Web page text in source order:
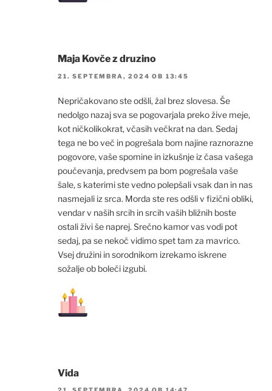
Maja Kovče z druzino
21. SEPTEMBRA, 2024 OB 13:45
Nepričakovano ste odšli, žal brez slovesa. Še
nedolgo nazaj sva se pogovarjala preko žive meje,
kot ničkolikokrat, včasih večkrat na dan. Sedaj
tega ne bo več in pogrešala bom najine raznorazne
pogovore, vaše spomine in izkušnje iz časa vašega
poučevanja, predvsem pa bom pogrešala vaše
šale, s katerimi ste vedno polepšali vsak dan in nas
nasmejali iz srca. Morda ste res odšli v fizični obliki,
vendar v naših srcih in srcih vaših bližnih boste
ostali živi še naprej. Srečno kamor vas vodi pot
sedaj, pa se nekoč vidimo spet tam za mavrico.
Vsej družini in sorodnikom izrekamo iskrene
sožalje ob boleči izgubi.
Vida